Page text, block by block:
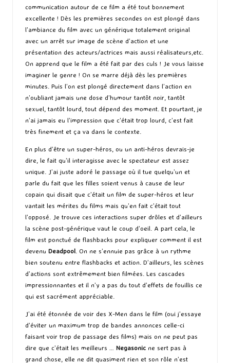
communication autour de ce film a été tout bonnement
excellente ! Dès les premières secondes on est plongé dans
l’ambiance du film avec un générique totalement original
avec un arrêt sur image de scène d’action et une
présentation des acteurs/actrices mais aussi réalisateurs,etc.
On apprend que le film a été fait par des culs ! Je vous laisse
imaginer le genre ! On se marre déjà dès les premières
minutes. Puis l’on est plongé directement dans l’action en
n’oubliant jamais une dose d’humour tantôt noir, tantôt
sexuel, tantôt lourd, tout dépend des moment. Et pourtant, je
n’ai jamais eu l’impression que c’était trop lourd, c’est fait
très finement et ça va dans le contexte.
En plus d’être un super-héros, ou un anti-héros devrais-je
dire, le fait qu’il interagisse avec le spectateur est assez
unique. J’ai juste adoré le passage où il tue quelqu’un et
parle du fait que les filles soient venus à cause de leur
copain qui disait que c’était un film de super-héros et leur
vantait les mérites du films mais qu’en fait c’était tout
l’opposé. Je trouve ces interactions super drôles et d’ailleurs
la scène post-générique vaut le coup d’oeil. A part cela, le
film est ponctué de flashbacks pour expliquer comment il est
devenu Deadpool . On ne s’ennuie pas grâce à un rythme
bien soutenu entre flashbacks et action. D’ailleurs, les scènes
d’actions sont extrêmement bien filmées. Les cascades
impressionnantes et il n’y a pas du tout d’effets de fouillis ce
qui est sacrément appréciable.
J’ai été étonnée de voir des X-Men dans le film (oui j’essaye
d’éviter un maximum trop de bandes annonces celle-ci
faisant voir trop de passage des films) mais on ne peut pas
dire que c’était les meilleurs … Negasonic ne sert pas à
grand chose, elle ne dit quasiment rien et son rôle n’est